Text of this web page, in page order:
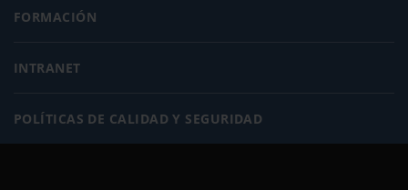
FORMACIÓN
INTRANET
POLÍTICAS DE CALIDAD Y SEGURIDAD